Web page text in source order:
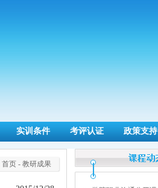
实训条件 考评认证 政策支持
首页 - 教研成果